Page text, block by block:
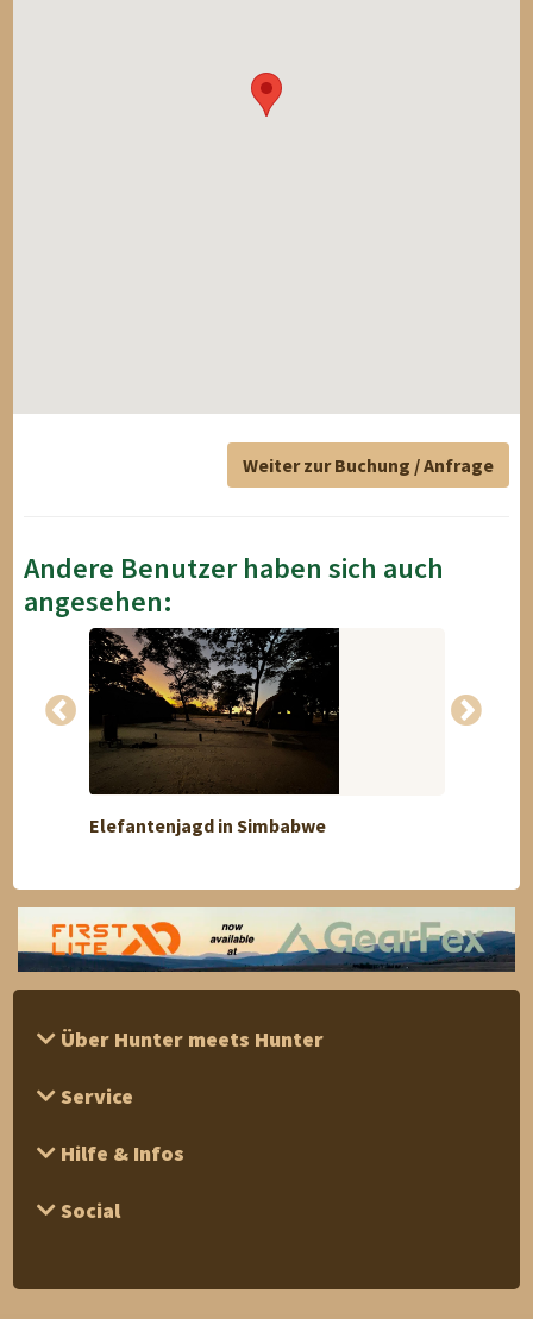
Weiter zur Buchung / Anfrage
Andere Benutzer haben sich auch
angesehen:
Elefantenjagd in Simbabwe
Über Hunter meets Hunter
Service
Hilfe & Infos
Social